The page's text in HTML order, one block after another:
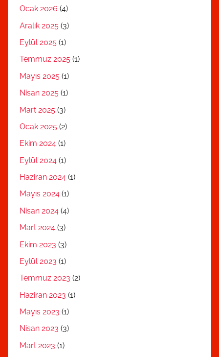
Ocak 2026 (4)
Aralık 2025 (3)
Eylül 2025 (1)
Temmuz 2025 (1)
Mayıs 2025 (1)
Nisan 2025 (1)
Mart 2025 (3)
Ocak 2025 (2)
Ekim 2024 (1)
Eylül 2024 (1)
Haziran 2024 (1)
Mayıs 2024 (1)
Nisan 2024 (4)
Mart 2024 (3)
Ekim 2023 (3)
Eylül 2023 (1)
Temmuz 2023 (2)
Haziran 2023 (1)
Mayıs 2023 (1)
Nisan 2023 (3)
Mart 2023 (1)